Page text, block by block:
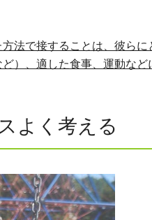
法で接することは、彼らに
）、適した食事、運動など
よく考える